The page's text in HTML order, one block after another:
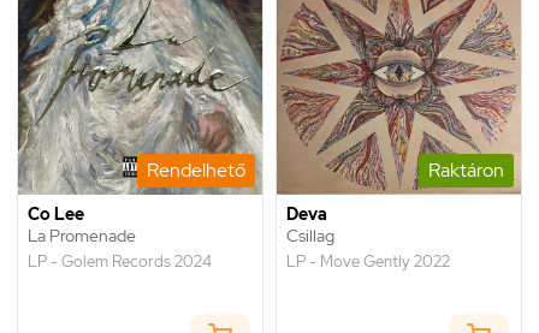
Rendelhető
Co Lee
La Promenade
LP - Golem Records 2024
Raktáron
Deva
Csillag
LP - Move Gently 2022